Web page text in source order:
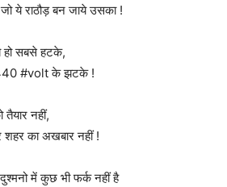
ये राठौड़ बन जाये उसका !
हो सबसे हटके,
#volt के झटके !
नहीं,
का अखबार नहीं !
में कुछ भी ‪‎फर्क‬ नहीं है